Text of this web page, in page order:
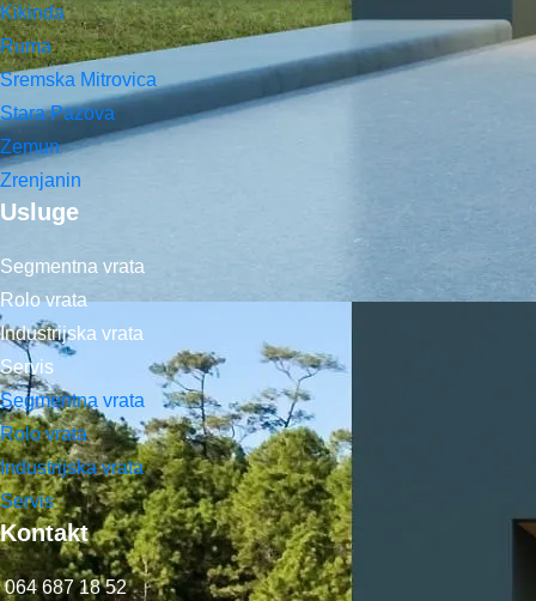
Kikinda
Ruma
Sremska Mitrovica
Stara Pazova
Zemun
Zrenjanin
Usluge
Segmentna vrata
Rolo vrata
Industrijska vrata
Servis
Segmentna vrata
Rolo vrata
Industrijska vrata
Servis
Kontakt
064 687 18 52